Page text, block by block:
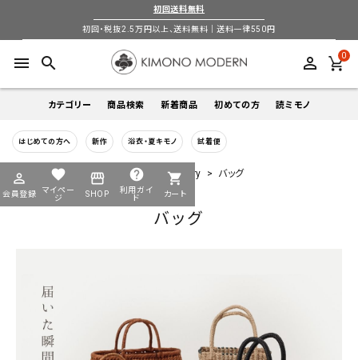
初回送料無料
初回・税抜2.5万円以上、送料無料｜送料一律550円
menu search perm_identity 0
カテゴリー
着物
帯
商品検索
キーワードから探す
カテゴリーから探す
着物 羽織 襦袢 小物
新着商品 初めての方 読ミモノ
はじめての方へ 新作 浴衣・夏キモノ 試着便
perm_identity
会員登録
favorite
マイペー
ジ
storefront
SHOP
help
利用ガイ
ド
shopping_cart
カート
ようこそ ゲスト 様
HOME 全商品一覧 小物-accessory バッグ
バッグ